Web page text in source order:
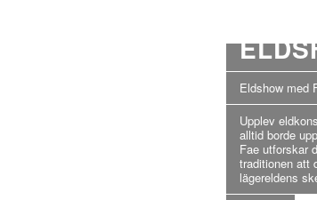
Eldshow med
Upplev
alltid borde
Fae utforskar
traditionen att
lägereldens